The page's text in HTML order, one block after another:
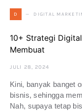
D DIGITAL
10+ Strategi
Membuat
JULI 28, 2024
Kini, banyak banget
bisnis, sehingga
Nah, supaya tetap